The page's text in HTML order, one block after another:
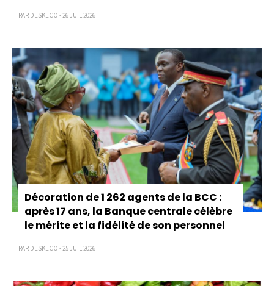
PAR DESKECO - 26 JUIL 2026
Décoration de 1 262 agents de la BCC :
après 17 ans, la Banque centrale célèbre
le mérite et la fidélité de son personnel
PAR DESKECO - 25 JUIL 2026